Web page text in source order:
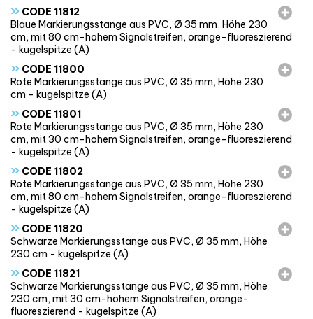
» CODE 11812
Blaue Markierungsstange aus PVC, Ø 35 mm, Höhe 230
cm, mit 80 cm-hohem Signalstreifen, orange-fluoreszierend
- kugelspitze (A)
» CODE 11800
Rote Markierungsstange aus PVC, Ø 35 mm, Höhe 230
cm - kugelspitze (A)
» CODE 11801
Rote Markierungsstange aus PVC, Ø 35 mm, Höhe 230
cm, mit 30 cm-hohem Signalstreifen, orange-fluoreszierend
- kugelspitze (A)
» CODE 11802
Rote Markierungsstange aus PVC, Ø 35 mm, Höhe 230
cm, mit 80 cm-hohem Signalstreifen, orange-fluoreszierend
- kugelspitze (A)
» CODE 11820
Schwarze Markierungsstange aus PVC, Ø 35 mm, Höhe
230 cm - kugelspitze (A)
» CODE 11821
Schwarze Markierungsstange aus PVC, Ø 35 mm, Höhe
230 cm, mit 30 cm-hohem Signalstreifen, orange-
fluoreszierend - kugelspitze (A)